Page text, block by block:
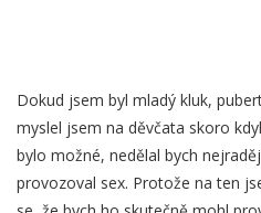
Dokud jsem byl mladý kluk,
myslel jsem na děvčata skoro
bylo možné, nedělal bych
provozoval sex. Protože na ten